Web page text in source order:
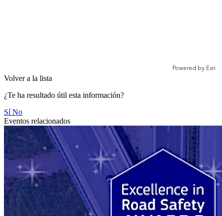
Volver a la lista
¿Te ha resultado útil esta información?
SíNo
Eventos relacionados